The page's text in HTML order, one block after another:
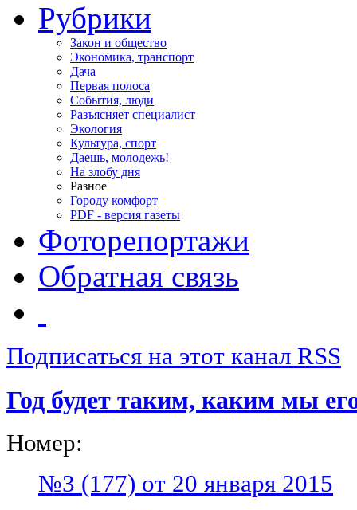
Рубрики
Закон и общество
Экономика, транспорт
Дача
Первая полоса
События, люди
Разъясняет специалист
Экология
Культура, спорт
Даешь, молодежь!
На злобу дня
Разное
Городу комфорт
PDF - версия газеты
Фоторепортажи
Обратная связь
Подписаться на этот канал RSS
Год будет таким, каким мы
Номер:
№3 (177) от 20 января 2015